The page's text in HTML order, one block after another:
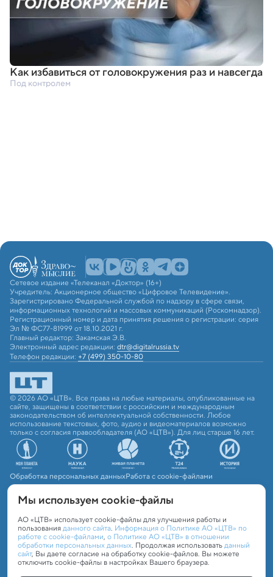
Как избавиться от головокружения раз и навсегда
Под контролем
Сетевое издание «Телеканал «Доктор» (16+)
Учредитель: Акционерное общество «Цифровое Телевидение».
Зарегистрировано Федеральной службой по надзору в сфере связи,
информационных технологий и массовых коммуникаций (Роскомнадзор).
Регистрационный номер и дата принятия решения о регистрации: серия
Эл № ФС77-81999 от 18.10.2021 г.
Главный редактор: Закамская Э.В.
Электронный адрес редакции: dtr@digitalrussia.tv
Телефон редакции: +7 (499) 350-10-80
© 2026 АО «ЦТВ». Все права на любые материалы, опубликованные на
сайте, защищены в соответствии с российским и международным
законодательством об интеллектуальной собственности. Любое
использование текстовых, фото, аудио и видеоматериалов возможно
только с согласия правообладателя (АО «ЦТВ»). Для лиц старше 16 лет.
Обработка персональных данныхРабота с cookie-файлами
Мы используем сookie-файлы
АО «ЦТВ» использует cookie-файлы для улучшения работы и
пользованияданного сайта. Информация о Политике АО «ЦТВ» по
работе с cookie-файлами, о Политике АО «ЦТВ» в отношении
обработки персональных данных. Продолжая использоватьданный
сайт, Вы даете согласие на обработку cookie-файлов. Вы можете
отключить cookie-файлы в настройках Вашего браузера.